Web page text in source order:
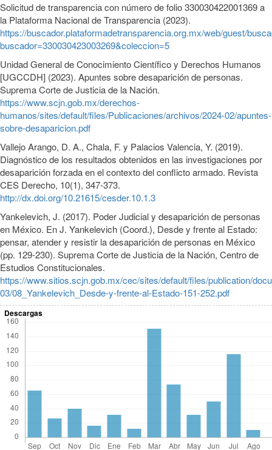
Solicitud de transparencia con número de folio 330030422001369 a
la Plataforma Nacional de Transparencia (2023).
https://buscador.plataformadetransparencia.org.mx/web/guest/
buscador=330030423003269&coleccion=5
Unidad General de Conocimiento Científico y Derechos Humanos
[UGCCDH] (2023). Apuntes sobre desaparición de personas.
Suprema Corte de Justicia de la Nación.
https://www.scjn.gob.mx/derechos-
humanos/sites/default/files/Publicaciones/archivos/2024-02/apuntes-
sobre-desaparicion.pdf
Vallejo Arango, D. A., Chala, F. y Palacios Valencia, Y. (2019).
Diagnóstico de los resultados obtenidos en las investigaciones por
desaparición forzada en el contexto del conflicto armado. Revista
CES Derecho, 10(1), 347-373.
http://dx.doi.org/10.21615/cesder.10.1.3
Yankelevich, J. (2017). Poder Judicial y desaparición de personas
en México. En J. Yankelevich (Coord.), Desde y frente al Estado:
pensar, atender y resistir la desaparición de personas en México
(pp. 129-230). Suprema Corte de Justicia de la Nación, Centro de
Estudios Constitucionales.
https://www.sitios.scjn.gob.mx/cec/sites/default/files/publication/
03/08_Yankelevich_Desde-y-frente-al-Estado-151-252.pdf
Descargas